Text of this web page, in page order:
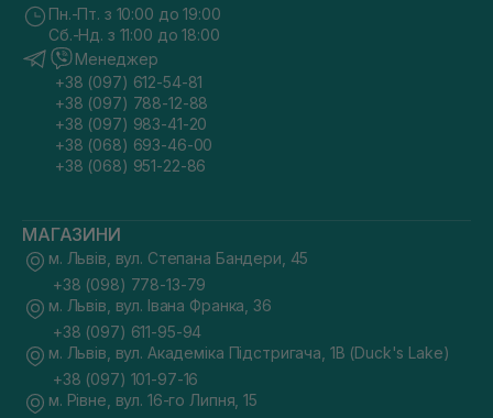
Пн.-Пт. з 10:00 до 19:00
Сб.-Нд. з 11:00 до 18:00
Менеджер
+38 (097) 612-54-81
+38 (097) 788-12-88
+38 (097) 983-41-20
+38 (068) 693-46-00
+38 (068) 951-22-86
МАГАЗИНИ
м. Львів, вул. Степана Бандери, 45
+38 (098) 778-13-79
м. Львів, вул. Івана Франка, 36
+38 (097) 611-95-94
м. Львів, вул. Академіка Підстригача, 1В (Duck's Lake)
+38 (097) 101-97-16
м. Рівне, вул. 16-го Липня, 15